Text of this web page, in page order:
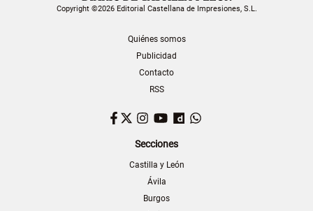
Copyright ©2026 Editorial Castellana de Impresiones, S.L.
Quiénes somos
Publicidad
Contacto
RSS
Facebook
TwitterInstagram
YouTubeDailymotion
Secciones
Castilla y León
Ávila
Burgos